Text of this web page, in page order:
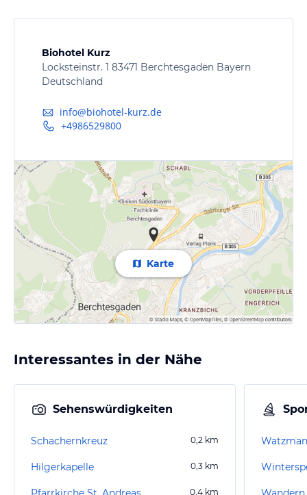
Biohotel Kurz
Locksteinstr. 1 83471 Berchtesgaden Bayern
Deutschland
info@biohotel-kurz.de
+4986529800
Karte
Interessantes in der Nähe
Sehenswürdigkeiten
Schachernkreuz 0,2 km
Hilgerkapelle 0,3 km
0,4 km